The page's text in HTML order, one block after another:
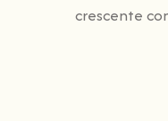
crescente